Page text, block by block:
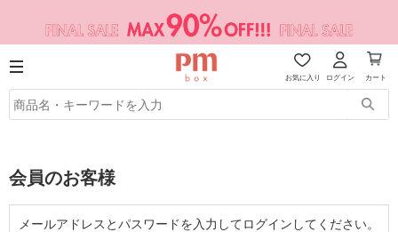
お気に入り ログイン カート
会員のお客様
メールアドレスとパスワードを入力してログインしてください。